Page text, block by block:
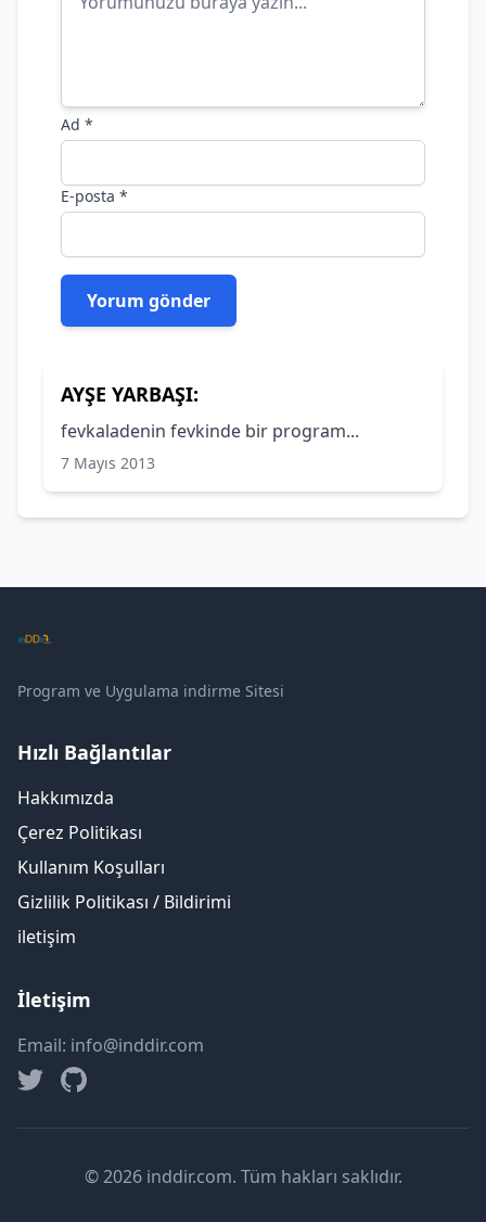
Ad *
E-posta *
AYŞE YARBAŞI:
fevkaladenin fevkinde bir program...
7 Mayıs 2013
Program ve Uygulama indirme Sitesi
Hızlı Bağlantılar
Hakkımızda
Çerez Politikası
Kullanım Koşulları
Gizlilik Politikası / Bildirimi
iletişim
İletişim
Email: info@inddir.com
© 2026 inddir.com. Tüm hakları saklıdır.